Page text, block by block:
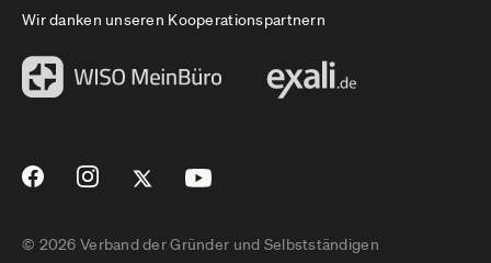
Wir danken unseren Kooperationspartnern
© 2026 Verband der Gründer und Selbstständigen